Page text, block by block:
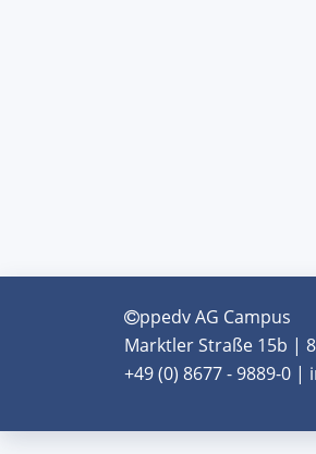
ppedv AG Campus
Marktler Straße 15b |
+49 (0) 8677 - 9889-0 |